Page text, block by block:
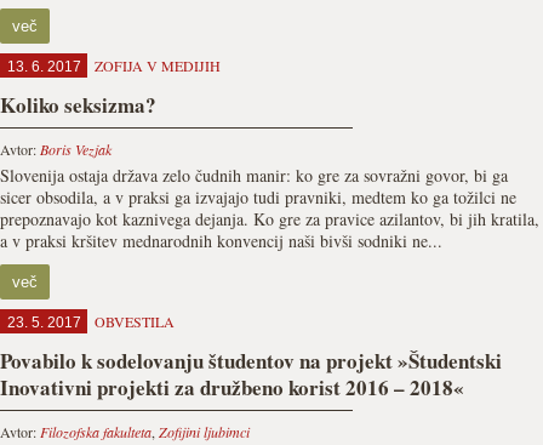
več
13. 6. 2017 ZOFIJA V MEDIJIH
Koliko seksizma?
Avtor: Boris Vezjak
Slovenija ostaja država zelo čudnih manir: ko gre za sovražni govor, bi ga
sicer obsodila, a v praksi ga izvajajo tudi pravniki, medtem ko ga tožilci ne
prepoznavajo kot kaznivega dejanja. Ko gre za pravice azilantov, bi jih kratila,
a v praksi kršitev mednarodnih konvencij naši bivši sodniki ne...
več
23. 5. 2017 OBVESTILA
Povabilo k sodelovanju študentov na projekt »Študentski
Inovativni projekti za družbeno korist 2016 – 2018«
Avtor: Filozofska fakulteta, Zofijini ljubimci